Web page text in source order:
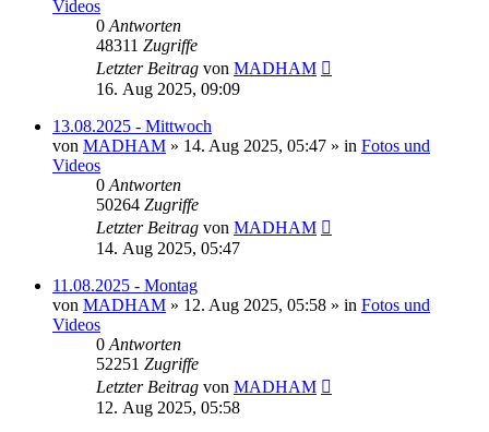
Videos
0 Antworten
48311 Zugriffe
Letzter Beitrag von MADHAM
16. Aug 2025, 09:09
13.08.2025 - Mittwoch
von MADHAM » 14. Aug 2025, 05:47 » in Fotos und
Videos
0 Antworten
50264 Zugriffe
Letzter Beitrag von MADHAM
14. Aug 2025, 05:47
11.08.2025 - Montag
von MADHAM » 12. Aug 2025, 05:58 » in Fotos und
Videos
0 Antworten
52251 Zugriffe
Letzter Beitrag von MADHAM
12. Aug 2025, 05:58